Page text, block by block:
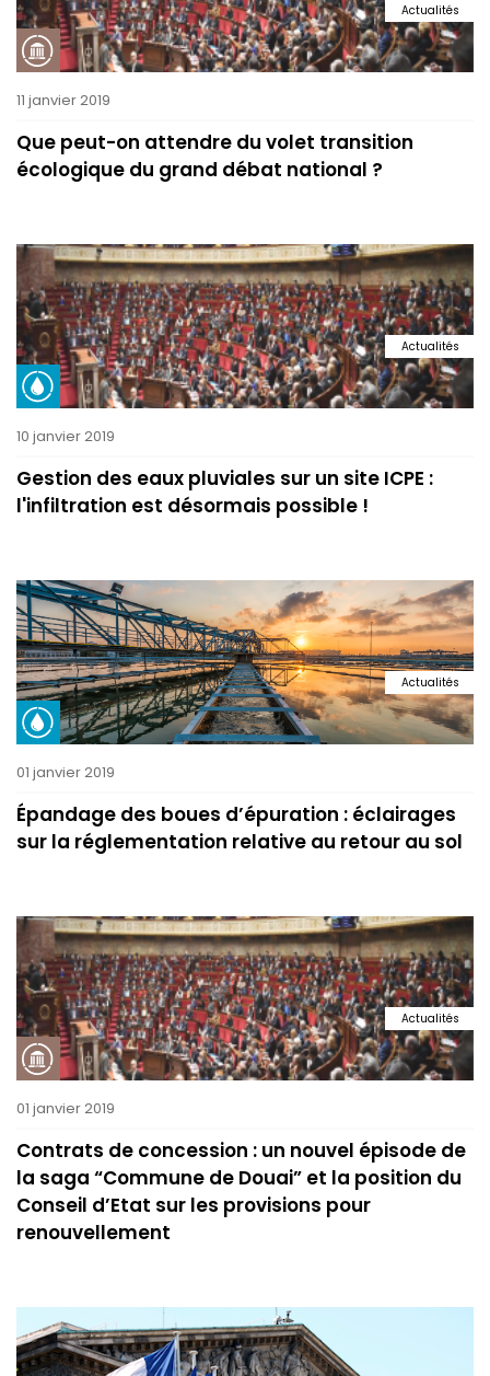
Actualités
11 janvier 2019
Que peut-on attendre du volet transition
écologique du grand débat national ?
Actualités
10 janvier 2019
Gestion des eaux pluviales sur un site ICPE :
l'infiltration est désormais possible !
Actualités
01 janvier 2019
Épandage des boues d’épuration : éclairages
sur la réglementation relative au retour au sol
Actualités
01 janvier 2019
Contrats de concession : un nouvel épisode de
la saga “Commune de Douai” et la position du
Conseil d’Etat sur les provisions pour
renouvellement